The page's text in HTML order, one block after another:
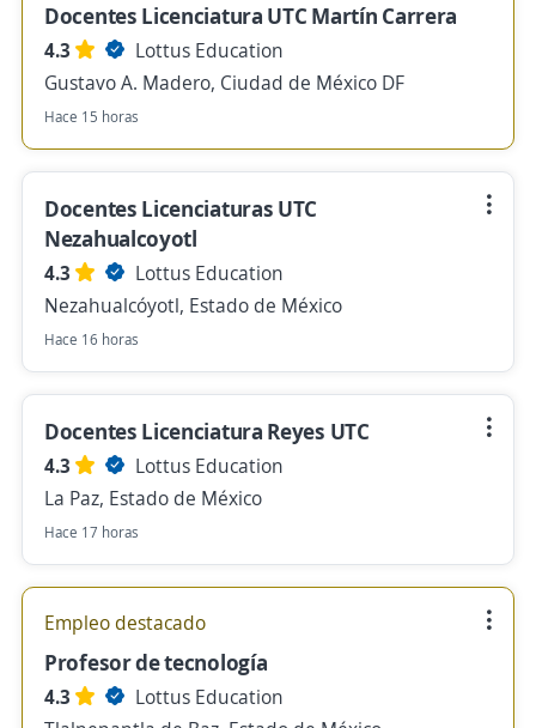
Docentes Licenciatura UTC Martín Carrera
4.3
Lottus Education
Gustavo A. Madero, Ciudad de México DF
Hace 15 horas
Docentes Licenciaturas UTC
Nezahualcoyotl
4.3
Lottus Education
Nezahualcóyotl, Estado de México
Hace 16 horas
Docentes Licenciatura Reyes UTC
4.3
Lottus Education
La Paz, Estado de México
Hace 17 horas
Empleo destacado
Profesor de tecnología
4.3
Lottus Education